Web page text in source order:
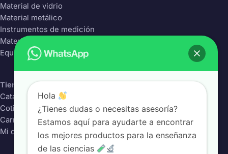
Material de vidrio
Material metálico
Instrumentos de medición
Material Plástico
Equipos de laboratorio
Tienda
Catálogo completo
Cotizador
Carrito
Mi cuenta
Hola
¿Tienes dudas o necesitas asesoría?
Estamos aquí para ayudarte a encontrar
los mejores productos para la enseñanza
de las ciencias